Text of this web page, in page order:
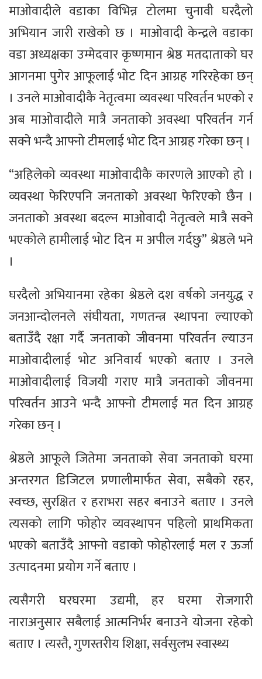
माओवादीले वडाका विभिन्न टोलमा चुनावी घरदैलो
अभियान जारी राखेको छ । माओवादी केन्द्रले वडाका
वडा अध्यक्षका उम्मेदवार कृष्णमान श्रेष्ठ मतदाताको घर
आगनमा पुगेर आफूलाई भोट दिन आग्रह गरिरहेका छन्
। उनले माओवादीकै नेतृत्वमा व्यवस्था परिवर्तन भएको र
अब माओवादीले मात्रै जनताको अवस्था परिवर्तन गर्न
सक्ने भन्दै आफ्नो टीमलाई भोट दिन आग्रह गरेका छन् ।
“अहिलेको व्यवस्था माओवादीकै कारणले आएको हो ।
व्यवस्था फेरिएपनि जनताको अवस्था फेरिएको छैन ।
जनताको अवस्था बदल्न माओवादी नेतृत्वले मात्रै सक्ने
भएकोले हामीलाई भोट दिन म अपील गर्दछु” श्रेष्ठले भने
।
घरदैलो अभियानमा रहेका श्रेष्ठले दश वर्षको जनयुद्ध र
जनआन्दोलनले संघीयता, गणतन्त्र स्थापना ल्याएको
बताउँदै रक्षा गर्दै जनताको जीवनमा परिवर्तन ल्याउन
माओवादीलाई भोट अनिवार्य भएको बताए । उनले
माओवादीलाई विजयी गराए मात्रै जनताको जीवनमा
परिवर्तन आउने भन्दै आफ्नो टीमलाई मत दिन आग्रह
गरेका छन् ।
श्रेष्ठले आफूले जितेमा जनताको सेवा जनताको घरमा
अन्तरगत डिजिटल प्रणालीमार्फत सेवा, सबैको रहर,
स्वच्छ, सुरक्षित र हराभरा सहर बनाउने बताए । उनले
त्यसको लागि फोहोर व्यवस्थापन पहिलो प्राथमिकता
भएको बताउँदै आफ्नो वडाको फोहोरलाई मल र ऊर्जा
उत्पादनमा प्रयोग गर्ने बताए ।
त्यसैगरी घरघरमा उद्यमी, हर घरमा रोजगारी
नाराअनुसार सबैलाई आत्मनिर्भर बनाउने योजना रहेको
बताए । त्यस्तै, गुणस्तरीय शिक्षा, सर्वसुलभ स्वास्थ्य